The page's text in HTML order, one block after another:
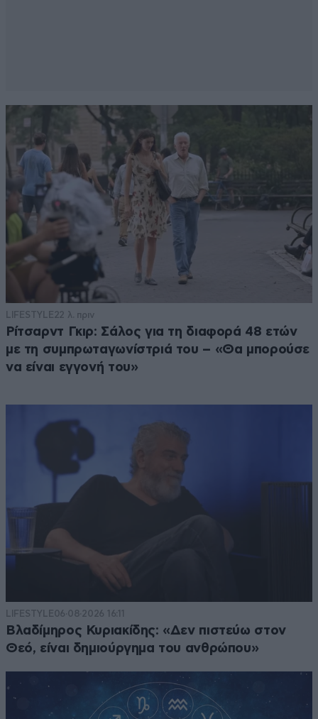
LIFESTYLE 22 λ. πριν
Ρίτσαρντ Γκιρ: Σάλος για τη διαφορά 48 ετών
με τη συμπρωταγωνίστριά του – «Θα μπορούσε
να είναι εγγονή του»
LIFESTYLE06·08·2026 16:11
Βλαδίμηρος Κυριακίδης: «Δεν πιστεύω στον
Θεό, είναι δημιούργημα του ανθρώπου»